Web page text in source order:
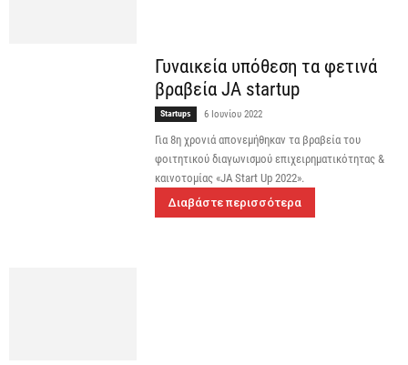
Γυναικεία υπόθεση τα φετινά
βραβεία JA startup
Startups 6 Ιουνίου 2022
Για 8η χρονιά απονεμήθηκαν τα βραβεία του
φοιτητικού διαγωνισμού επιχειρηματικότητας &
καινοτομίας «JA Start Up 2022».
Διαβάστε περισσότερα